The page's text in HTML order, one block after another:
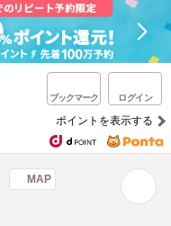
ブックマーク ログイン
ポイントを表示する
MAP